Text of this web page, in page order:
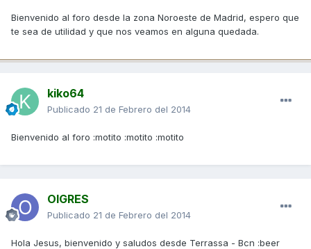
Bienvenido al foro desde la zona Noroeste de Madrid, espero que
te sea de utilidad y que nos veamos en alguna quedada.
kiko64
Publicado 21 de Febrero del 2014
Bienvenido al foro :motito :motito :motito
OIGRES
Publicado 21 de Febrero del 2014
Hola Jesus, bienvenido y saludos desde Terrassa - Bcn :beer